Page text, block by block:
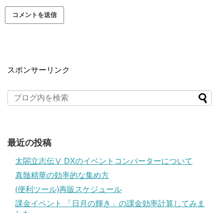
スポンサーリンク
最近の投稿
太閤立志伝Ⅴ DXのイベントコンバーターについて
真髄精華の効率的な集め方
(便利ツール)再販スケジュール
課金イベント 「日月の輝き」の課金効率計算してみま